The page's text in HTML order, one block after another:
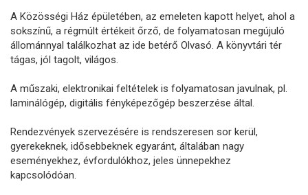
A Közösségi Ház épületében, az emeleten kapott helyet, ahol a
sokszínű, a régmúlt értékeit őrző, de folyamatosan megújuló
állománnyal találkozhat az ide betérő Olvasó. A könyvtári tér
tágas, jól tagolt, világos.
A műszaki, elektronikai feltételek is folyamatosan javulnak, pl.
laminálógép, digitális fényképezőgép beszerzése által.
Rendezvények szervezésére is rendszeresen sor kerül,
gyerekeknek, idősebbeknek egyaránt, általában nagy
eseményekhez, évfordulókhoz, jeles ünnepekhez
kapcsolódóan.